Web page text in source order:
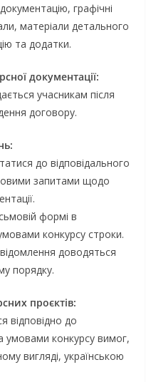
графічні
матеріали детального
та додатки.
документації:
учасникам після
договору.
до відповідального
запитами щодо
формі в
конкурсу строки.
доводяться
порядку.
проєктів:
відповідно до
конкурсу вимог,
вигляді, українською